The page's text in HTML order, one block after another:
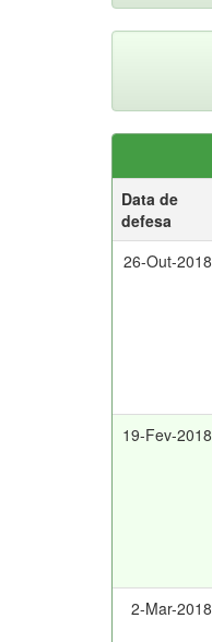
Data de
defesa
26-Out-2018
19-Fev-2018
2-Mar-2018